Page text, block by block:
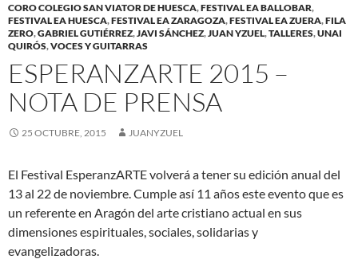
CORO COLEGIO SAN VIATOR DE HUESCA,FESTIVAL EA BALLOBAR,
FESTIVAL EA HUESCA,FESTIVAL EA ZARAGOZA,FESTIVAL EA ZUERA,FILA
ZERO,GABRIEL GUTIÉRREZ,JAVI SÁNCHEZ,JUAN YZUEL,TALLERES,UNAI
QUIRÓS,VOCES Y GUITARRAS
ESPERANZARTE 2015 –
NOTA DE PRENSA
25 OCTUBRE, 2015 JUANYZUEL
El Festival EsperanzARTE volverá a tener su edición anual del
13 al 22 de noviembre. Cumple así 11 años este evento que es
un referente en Aragón del arte cristiano actual en sus
dimensiones espirituales, sociales, solidarias y
evangelizadoras.